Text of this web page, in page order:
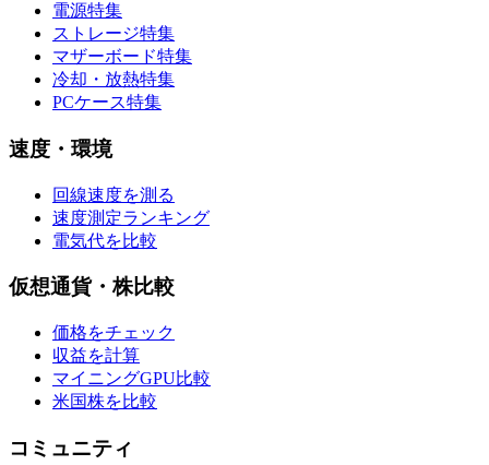
電源特集
ストレージ特集
マザーボード特集
冷却・放熱特集
PCケース特集
速度・環境
回線速度を測る
速度測定ランキング
電気代を比較
仮想通貨・株比較
価格をチェック
収益を計算
マイニングGPU比較
米国株を比較
コミュニティ